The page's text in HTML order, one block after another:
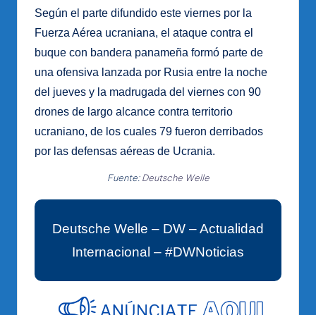
Según el parte difundido este viernes por la
Fuerza Aérea ucraniana, el ataque contra el
buque con bandera panameña formó parte de
una ofensiva lanzada por Rusia entre la noche
del jueves y la madrugada del viernes con 90
drones de largo alcance contra territorio
ucraniano, de los cuales 79 fueron derribados
por las defensas aéreas de Ucrania.
Fuente:Deutsche Welle
Deutsche Welle – DW – Actualidad
Internacional – #DWNoticias